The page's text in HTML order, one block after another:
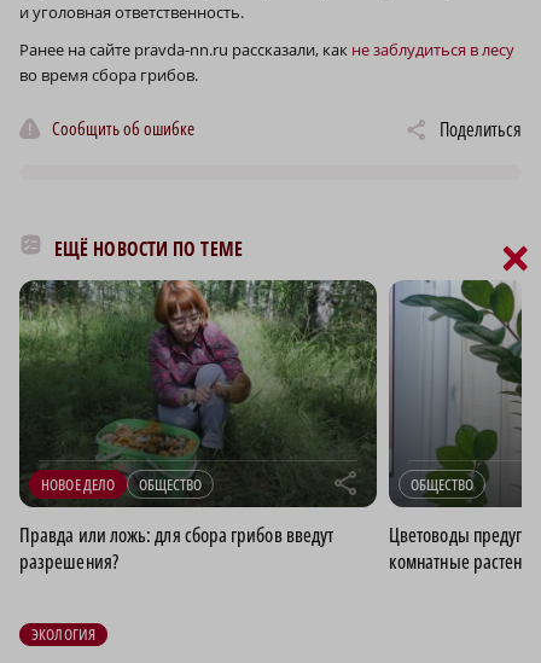
и уголовная ответственность.
Ранее на сайте pravda-nn.ru рассказали, как не заблудиться в лесу
во время сбора грибов.
Сообщить об ошибке Поделиться
ЕЩЁ НОВОСТИ ПО ТЕМЕ
НОВОЕ ДЕЛО ОБЩЕСТВО r
Правда или ложь: для сбора грибов введут
разрешения?
ОБЩЕСТВО
Цветоводы
комнатные
ЭКОЛОГИЯ
×